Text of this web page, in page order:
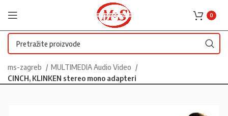
0
ms-zagreb
MULTIMEDIA Audio Video
CINCH, KLINKEN stereo mono adapteri